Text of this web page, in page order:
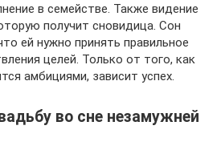
в семействе. Также видение
получит сновидица. Сон
ей нужно принять правильное
целей. Только от того, как
амбициями, зависит успех.
во сне незамужней